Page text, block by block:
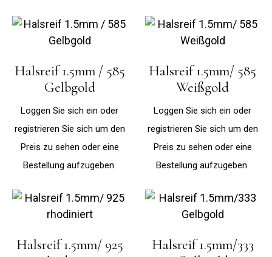
Halsreif 1.5mm / 585
Gelbgold
Loggen Sie sich ein oder
registrieren Sie sich um den
Preis zu sehen oder eine
Bestellung aufzugeben.
Halsreif 1.5mm/ 585
Weißgold
Loggen Sie sich ein oder
registrieren Sie sich um den
Preis zu sehen oder eine
Bestellung aufzugeben.
Halsreif 1.5mm/ 925
Halsreif 1.5mm/333